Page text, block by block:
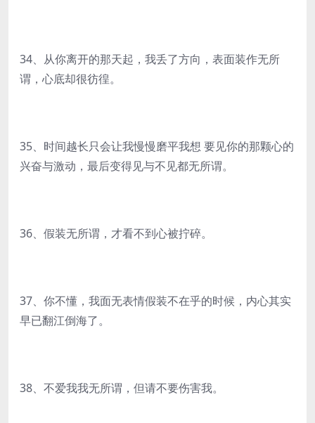
34、从你离开的那天起，我丢了方向，表面装作无所
谓，心底却很彷徨。
35、时间越长只会让我慢慢磨平我想 要见你的那颗心的
兴奋与激动，最后变得见与不见都无所谓。
36、假装无所谓，才看不到心被拧碎。
37、你不懂，我面无表情假装不在乎的时候，内心其实
早已翻江倒海了。
38、不爱我我无所谓，但请不要伤害我。